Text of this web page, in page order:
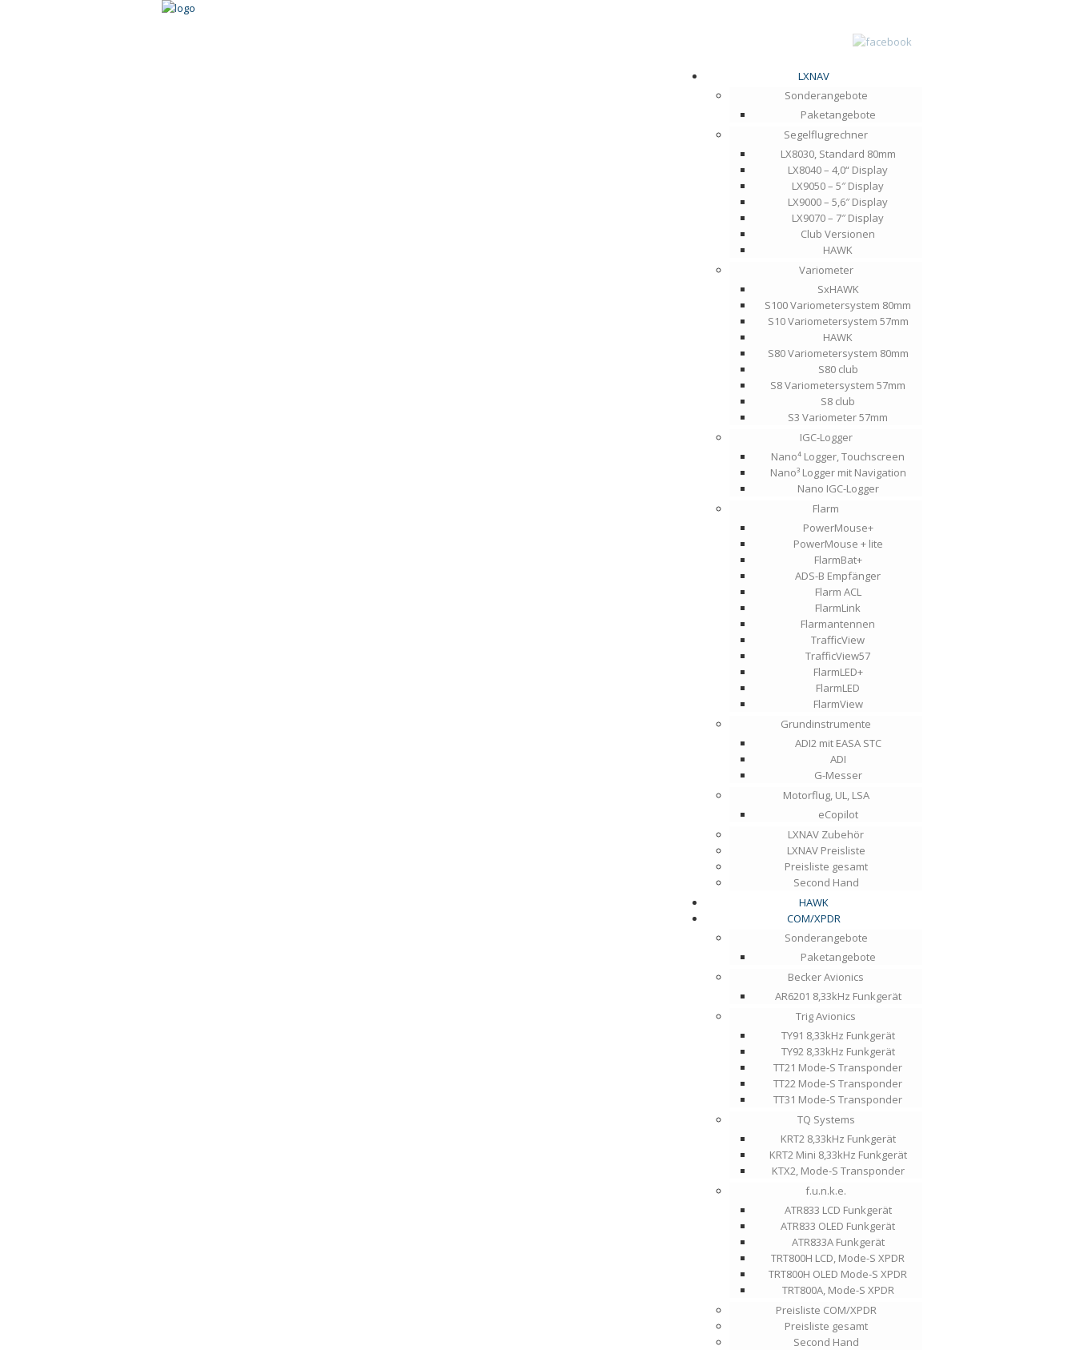
LXNAV
Sonderangebote
Paketangebote
Segelflugrechner
LX8030, Standard 80mm
LX8040 – 4,0“ Display
LX9050 – 5″ Display
LX9000 – 5,6″ Display
LX9070 – 7″ Display
Club Versionen
HAWK
Variometer
SxHAWK
S100 Variometersystem 80mm
S10 Variometersystem 57mm
HAWK
S80 Variometersystem 80mm
S80 club
S8 Variometersystem 57mm
S8 club
S3 Variometer 57mm
IGC-Logger
Nano⁴ Logger, Touchscreen
Nano³ Logger mit Navigation
Nano IGC-Logger
Flarm
PowerMouse+
PowerMouse + lite
FlarmBat+
ADS-B Empfänger
Flarm ACL
FlarmLink
Flarmantennen
TrafficView
TrafficView57
FlarmLED+
FlarmLED
FlarmView
Grundinstrumente
ADI2 mit EASA STC
ADI
G-Messer
Motorflug, UL, LSA
eCopilot
LXNAV Zubehör
LXNAV Preisliste
Preisliste gesamt
Second Hand
HAWK
COM/XPDR
Sonderangebote
Paketangebote
Becker Avionics
AR6201 8,33kHz Funkgerät
Trig Avionics
TY91 8,33kHz Funkgerät
TY92 8,33kHz Funkgerät
TT21 Mode-S Transponder
TT22 Mode-S Transponder
TT31 Mode-S Transponder
TQ Systems
KRT2 8,33kHz Funkgerät
KRT2 Mini 8,33kHz Funkgerät
KTX2, Mode-S Transponder
f.u.n.k.e.
ATR833 LCD Funkgerät
ATR833 OLED Funkgerät
ATR833A Funkgerät
TRT800H LCD, Mode-S XPDR
TRT800H OLED Mode-S XPDR
TRT800A, Mode-S XPDR
Preisliste COM/XPDR
Preisliste gesamt
Second Hand